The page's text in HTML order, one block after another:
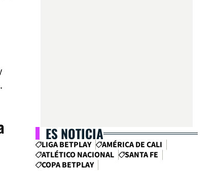
ES NOTICIA
LIGA BETPLAY
AMÉRICA DE CALI
ATLÉTICO NACIONAL
SANTA FE
COPA BETPLAY